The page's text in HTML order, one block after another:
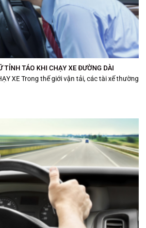
TỈNH TÁO KHI CHẠY XE ĐƯỜNG DÀI
XE Trong thế giới vận tải, các tài xế thường